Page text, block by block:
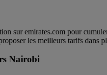
sur emirates.com pour
les meilleurs tarifs dans
Nairobi